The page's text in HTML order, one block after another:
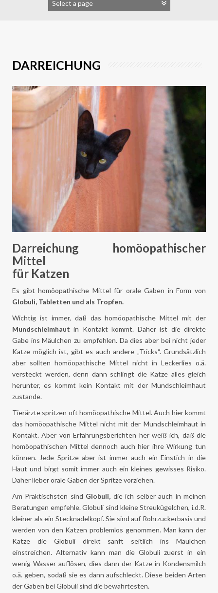
DARREICHUNG
Darreichung homöopathischer
Mittel
für Katzen
Es gibt homöopathische Mittel für orale Gaben in Form von
Globuli, Tabletten und als Tropfen.
Wichtig ist immer, daß das homöopathische Mittel mit der
Mundschleimhaut in Kontakt kommt. Daher ist die direkte
Gabe ins Mäulchen zu empfehlen. Da dies aber bei nicht jeder
Katze möglich ist, gibt es auch andere „Tricks“. Grundsätzlich
aber sollten homöopathische Mittel nicht in Leckerlies o.ä.
versteckt werden, denn dann schlingt die Katze alles gleich
herunter, es kommt kein Kontakt mit der Mundschleimhaut
zustande.
Tierärzte spritzen oft homöopathische Mittel. Auch hier kommt
das homöopathische Mittel nicht mit der Mundschleimhaut in
Kontakt. Aber von Erfahrungsberichten her weiß ich, daß die
homöopathischen Mittel dennoch auch hier ihre Wirkung tun
können. Jede Spritze aber ist immer auch ein Einstich in die
Haut und birgt somit immer auch ein kleines gewisses Risiko.
Daher lieber orale Gaben der Spritze vorziehen.
Am Praktischsten sind Globuli, die ich selber auch in meinen
Beratungen empfehle. Globuli sind kleine Streukügelchen, i.d.R.
kleiner als ein Stecknadelkopf. Sie sind auf Rohrzuckerbasis und
werden von den Katzen problemlos genommen. Man kann der
Katze die Globuli direkt sanft seitlich ins Mäulchen
einstreichen. Alternativ kann man die Globuli zuerst in ein
wenig Wasser auflösen, dies dann der Katze in Kondensmilch
o.ä. geben, sodaß sie es dann aufschleckt. Diese beiden Arten
der Gaben bei Globuli sind die bewährtesten.